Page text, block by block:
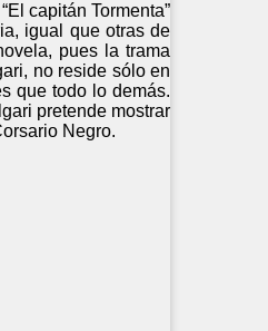
capitán Tormenta”
igual que otras de
pues la trama
no reside sólo en
que todo lo demás.
pretende mostrar
Negro.